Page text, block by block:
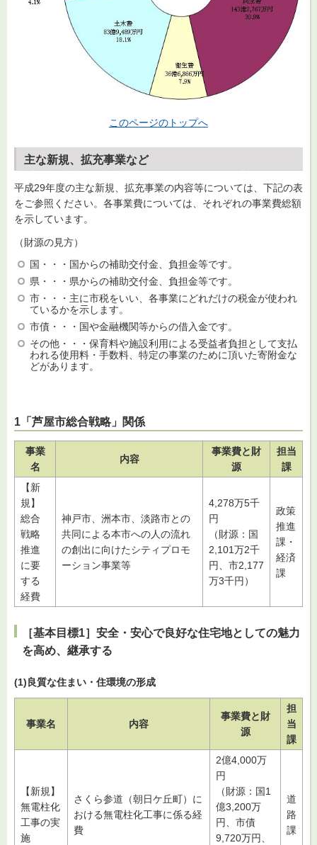
このページのトップへ
主な新規、拡充事業など
平成29年度の主な新規、拡充事業の内容等については、下記の表
をご参照ください。各事業費については、それぞれの事業費総額
を示しています。
（財源の見方）
国・・・国からの補助交付金、負担金等です。
県・・・県からの補助交付金、負担金等です。
市・・・主に市税をいい、各事業にどれだけの税金が使われ
ているかを示します。
市債・・・国や金融機関等からの借入金です。
その他・・・保育料や施設利用による受益者負担として支払
われる使用料・手数料、特定の事業のために頂いた寄附金な
どがあります。
1「芦屋市総合戦略」関係
事業
名
内容
事業費と財
源
担当
課
【新
規】
総合
戦略
推進
に要
する
経費
神戸市、洲本市、淡路市との
共同による本市への人の流れ
の創出に向けたシティプロモ
ーション事業等
4,278万5千
円
（財源：国
2,101万2千
円、市2,177
万3千円）
政策
推進
課・
経済
課
［基本目標1］安全・安心で良好な住宅地としての魅力
を高め、継承する
(1)良質な住まい・住環境の形成
事業名 内容
事業費と財
源
担
当
課
【新規】
無電柱化
工事の実
施
さくら参道（朝日ケ丘町）に
おける無電柱化工事に係る経
費
2億4,000万
円
（財源：国1
億3,200万
円、市債
9,720万円、
道
路
課